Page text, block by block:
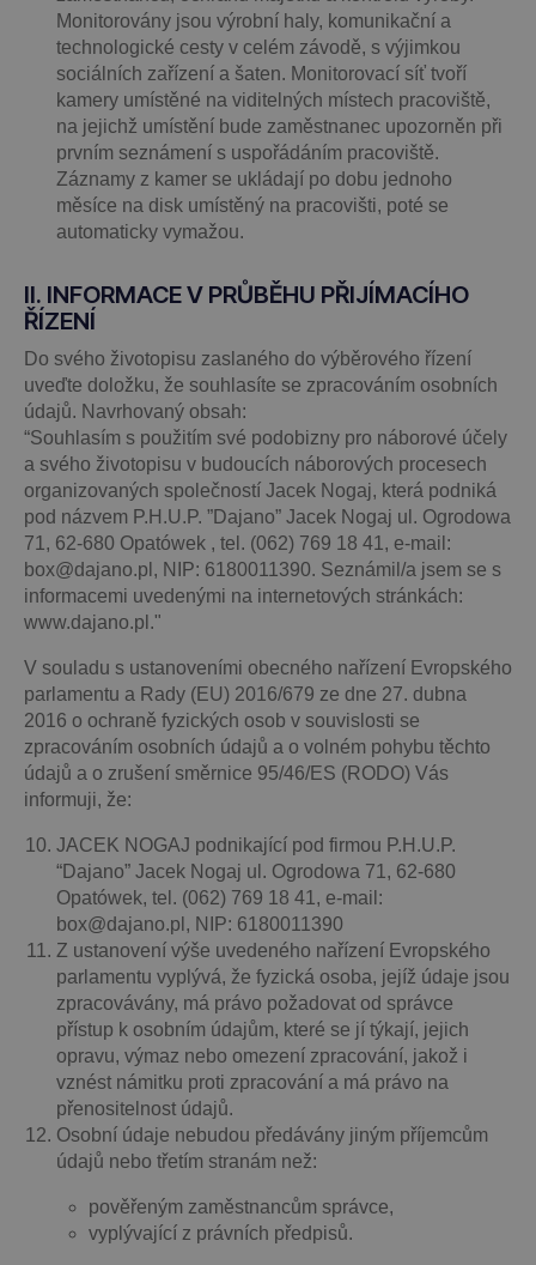
Monitorovány jsou výrobní haly, komunikační a
technologické cesty v celém závodě, s výjimkou
sociálních zařízení a šaten. Monitorovací síť tvoří
kamery umístěné na viditelných místech pracoviště,
na jejichž umístění bude zaměstnanec upozorněn při
prvním seznámení s uspořádáním pracoviště.
Záznamy z kamer se ukládají po dobu jednoho
měsíce na disk umístěný na pracovišti, poté se
automaticky vymažou.
II. INFORMACE V PRŮBĚHU PŘIJÍMACÍHO
ŘÍZENÍ
Do svého životopisu zaslaného do výběrového řízení
uveďte doložku, že souhlasíte se zpracováním osobních
údajů. Navrhovaný obsah:
“Souhlasím s použitím své podobizny pro náborové účely
a svého životopisu v budoucích náborových procesech
organizovaných společností Jacek Nogaj, která podniká
pod názvem P.H.U.P. ”Dajano” Jacek Nogaj ul. Ogrodowa
71, 62-680 Opatówek , tel. (062) 769 18 41, e-mail:
box@dajano.pl, NIP: 6180011390. Seznámil/a jsem se s
informacemi uvedenými na internetových stránkách:
www.dajano.pl."
V souladu s ustanoveními obecného nařízení Evropského
parlamentu a Rady (EU) 2016/679 ze dne 27. dubna
2016 o ochraně fyzických osob v souvislosti se
zpracováním osobních údajů a o volném pohybu těchto
údajů a o zrušení směrnice 95/46/ES (RODO) Vás
informuji, že:
JACEK NOGAJ podnikající pod firmou P.H.U.P.
“Dajano” Jacek Nogaj ul. Ogrodowa 71, 62-680
Opatówek, tel. (062) 769 18 41, e-mail:
box@dajano.pl, NIP: 6180011390
Z ustanovení výše uvedeného nařízení Evropského
parlamentu vyplývá, že fyzická osoba, jejíž údaje jsou
zpracovávány, má právo požadovat od správce
přístup k osobním údajům, které se jí týkají, jejich
opravu, výmaz nebo omezení zpracování, jakož i
vznést námitku proti zpracování a má právo na
přenositelnost údajů.
Osobní údaje nebudou předávány jiným příjemcům
údajů nebo třetím stranám než:
pověřeným zaměstnancům správce,
vyplývající z právních předpisů.